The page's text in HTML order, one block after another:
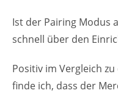
Ist der Pairing Modus
schnell über den
Positiv im Vergleich zu
finde ich, dass der